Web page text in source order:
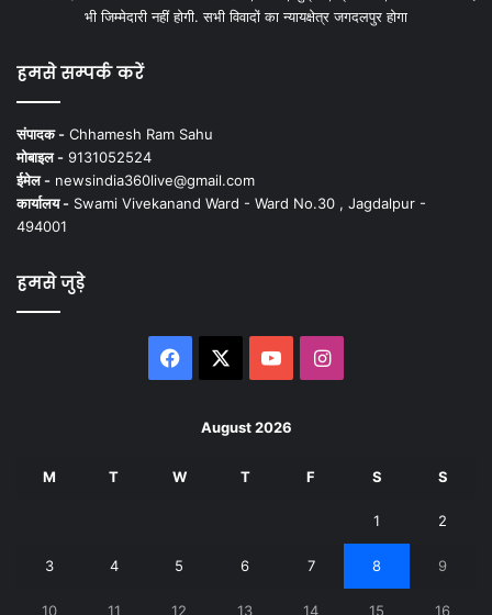
भी जिम्मेदारी नहीं होगी. सभी विवादों का न्यायक्षेत्र जगदलपुर होगा
हमसे सम्पर्क करें
संपादक - Chhamesh Ram Sahu
मोबाइल - 9131052524
ईमेल - newsindia360live@gmail.com
कार्यालय - Swami Vivekanand Ward - Ward No.30 , Jagdalpur -
494001
हमसे जुड़े
Facebook YouTubeInstagram
August 2026
M T W T F S S
1 2
3 4 5 6 7 8 9
10 11 12 13 14 15 16